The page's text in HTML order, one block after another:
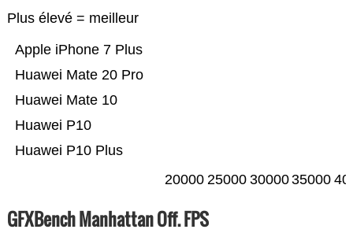
Plus élevé = meilleur
Huawei P10 Plus
Huawei P10
Huawei Mate 10
Huawei Mate 20 Pro
Apple iPhone 7 Plus
20000 25000 3000035000
GFXBench Manhattan Off. FPS